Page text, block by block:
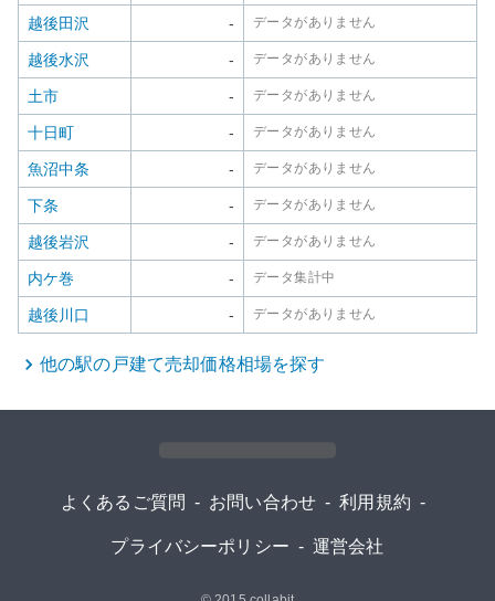
越後田沢 - データがありません
越後水沢 - データがありません
土市 - データがありません
十日町 - データがありません
魚沼中条 - データがありません
下条 - データがありません
越後岩沢 - データがありません
内ケ巻 - データ集計中
越後川口 - データがありません
他の駅の 戸建て売却価格相場を探す
よくあるご質問 - お問い合わせ - 利用規約 -
プライバシーポリシー - 運営会社